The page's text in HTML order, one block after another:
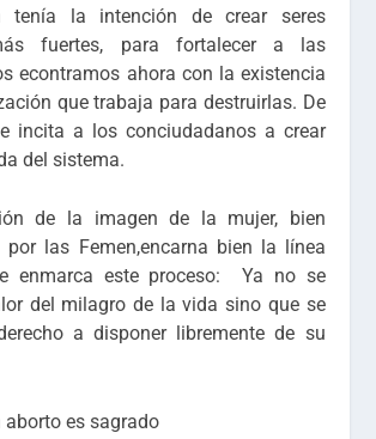
tenía la intención de crear seres
fuertes, para fortalecer a las
econtramos ahora con la existencia
que trabaja para destruirlas. De
incita a los conciudadanos a crear
del sistema.
de la imagen de la mujer, bien
por las Femen,encarna bien la línea
enmarca este proceso: Ya no se
del milagro de la vida sino que se
a disponer libremente de su